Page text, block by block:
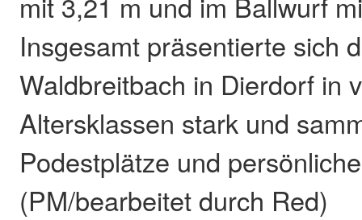
Insgesamt präsentierte sich
Waldbreitbach in Dierdorf in
Altersklassen stark und
Podestplätze und
(PM/bearbeitet durch Red)